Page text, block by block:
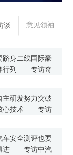
谈 意见领袖
跻身二线国际豪
行列——专访奇
主研发努力突破
心技术——专访
车安全测评也要
进——专访中汽